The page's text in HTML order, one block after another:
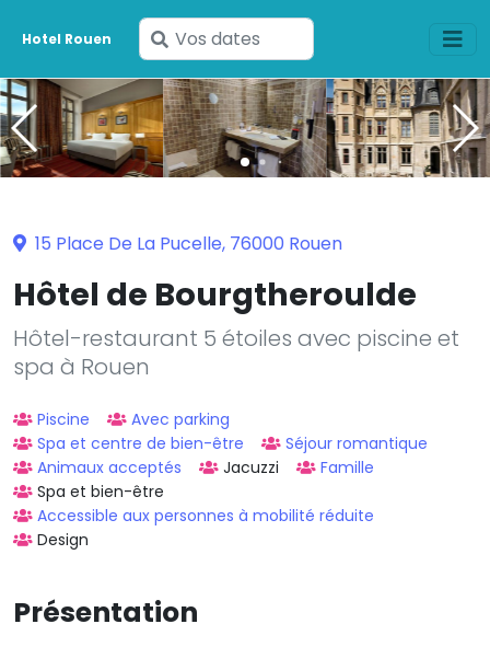
Hotel Rouen
Saisissez
vos
dates
15 Place De La Pucelle, 76000 Rouen
Hôtel de Bourgtheroulde
Hôtel-restaurant 5 étoiles avec piscine et
spa à Rouen
Piscine
Avec parking
Spa et centre de bien-être
Séjour romantique
Animaux acceptés
Jacuzzi
Famille
Spa et bien-être
Accessible aux personnes à mobilité réduite
Design
Présentation